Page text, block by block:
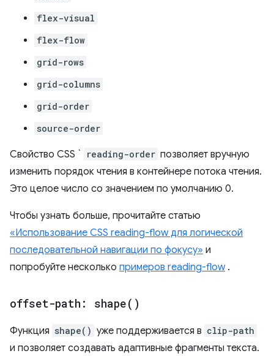
flex-visual
flex-flow
grid-rows
grid-columns
grid-order
source-order
Свойство CSS ` reading-order позволяет вручную
изменить порядок чтения в контейнере потока чтения.
Это целое число со значением по умолчанию 0.
Чтобы узнать больше, прочитайте статью
«Использование CSS reading-flow для логической
последовательной навигации по фокусу» и
попробуйте несколько примеров reading-flow.
offset-path: shape( )
Функция shape() уже поддерживается в clip-path
и позволяет создавать адаптивные фрагменты текста.